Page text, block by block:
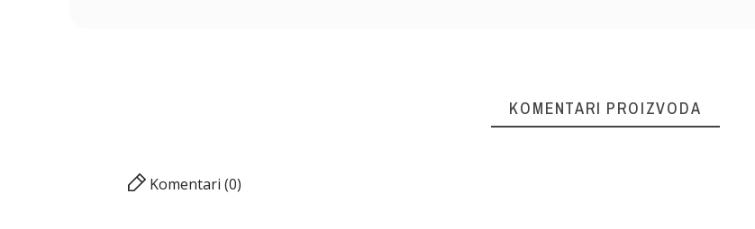
KOMENTARI PROIZVODA
Komentari (0)